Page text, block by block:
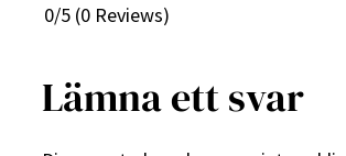
0/5 (0 Reviews)
Lämna ett svar